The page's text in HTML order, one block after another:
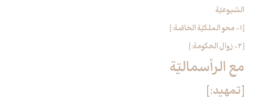
الشيوعيّة
[1- محو الملكيّة الخاصّة:]
[2- زوال الحكومة:]
مع الرأسماليّة
[تمهيد:]